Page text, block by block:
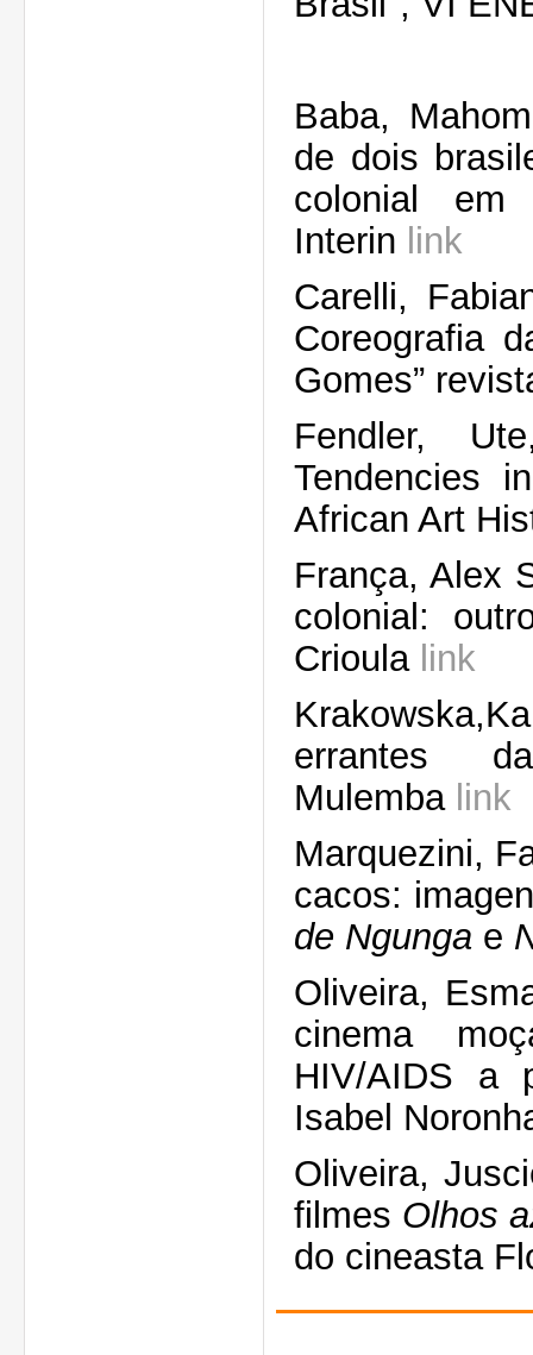
Baba,
de dois
colonial em
Interin link
Carelli,
Coreografia
Gomes”
Fendler,
Tendencies
African Art
França, Alex
colonial:
Crioula link
errantes
Mulemba link
Marquezini,
cacos:
de Ngunga e
Oliveira,
cinema
HIV/AIDS a
Isabel
Oliveira,
filmes Olhos
do cineasta